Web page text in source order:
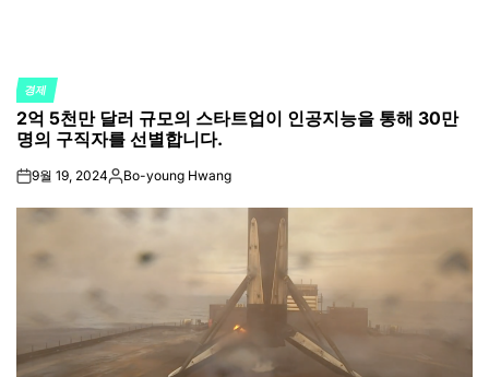
POSTED
IN
경제
2억 5천만 달러 규모의 스타트업이 인공지능을 통해 30만
명의 구직자를 선별합니다.
on9월 19, 2024Posted
Bo-young Hwang